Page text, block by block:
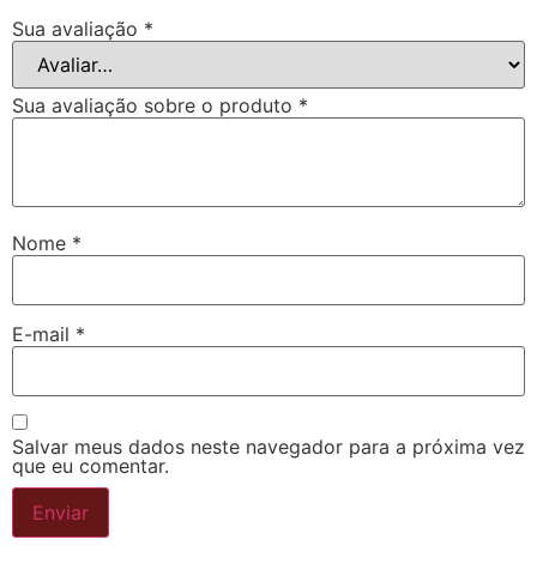
Sua avaliação *
Sua avaliação sobre o produto *
Nome *
E-mail *
Salvar meus dados neste navegador para a próxima vez
que eu comentar.